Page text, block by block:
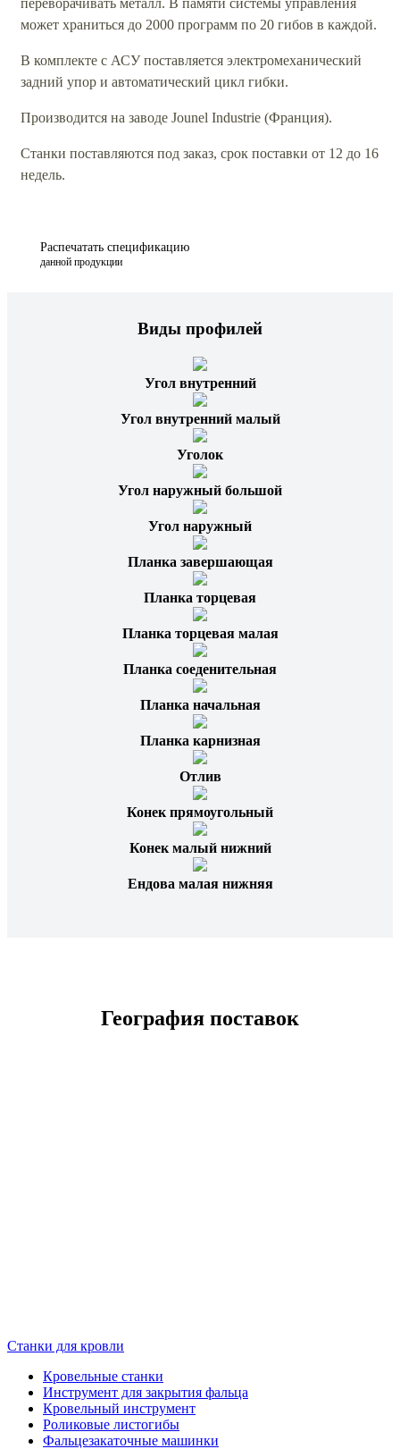
может храниться до 2000 программ по 20 гибов в каждой.
В комплекте с АСУ поставляется электромеханический
задний упор и автоматический цикл гибки.
Производится на заводе Jounel Industrie (Франция).
Станки поставляются под заказ, срок поставки от 12 до 16
недель.
Распечатать спецификацию
данной продукции
Виды профилей
Угол внутренний
Угол внутренний малый
Уголок
Угол наружный большой
Угол наружный
Планка завершающая
Планка торцевая
Планка торцевая малая
Планка соеденительная
Планка начальная
Планка карнизная
Отлив
Конек прямоугольный
Конек малый нижний
Ендова малая нижняя
География поставок
Станки для кровли
Кровельные станки
Инструмент для закрытия фальца
Кровельный инструмент
Роликовые листогибы
Фальцезакаточные машинки